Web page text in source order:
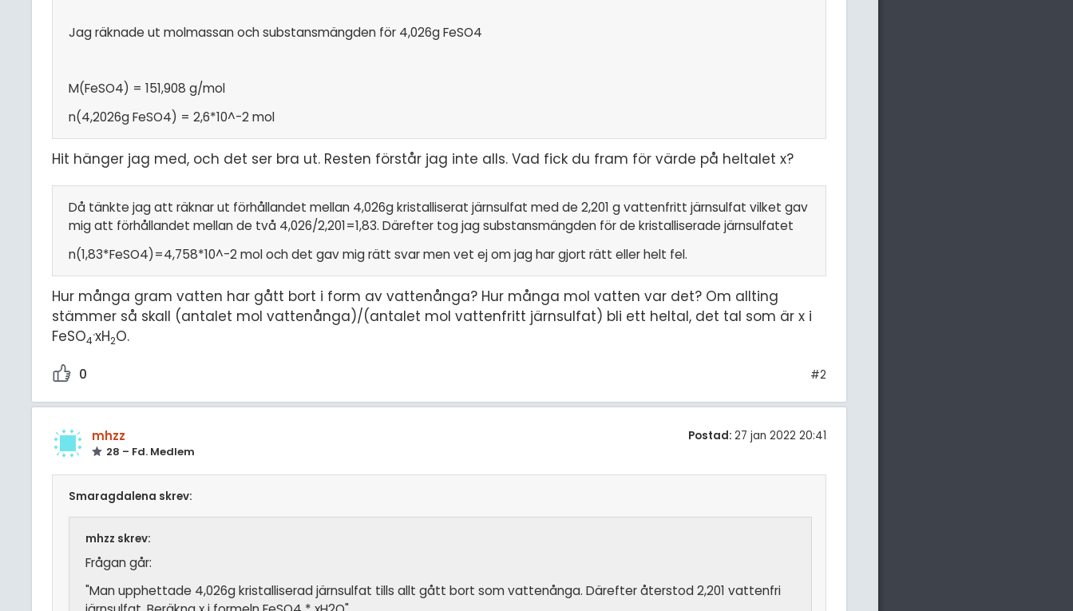
Jag räknade ut molmassan och substansmängden för 4,026g FeSO4
M(FeSO4) = 151,908 g/mol
n(4,2026g FeSO4) = 2,6*10^-2 mol
Hit hänger jag med, och det ser bra ut. Resten förstår jag inte alls. Vad fick du fram för värde på heltalet x?
Då tänkte jag att räknar ut förhållandet mellan 4,026g kristalliserat järnsulfat med de 2,201 g vattenfritt järnsulfat vilket gav
mig att förhållandet mellan de två 4,026/2,201=1,83. Därefter tog jag substansmängden för de kristalliserade järnsulfatet
n(1,83*FeSO4)=4,758*10^-2 mol och det gav mig rätt svar men vet ej om jag har gjort rätt eller helt fel.
Hur många gram vatten har gått bort i form av vattenånga? Hur många mol vatten var det? Om allting
stämmer så skall (antalet mol vattenånga)/(antalet mol vattenfritt järnsulfat) bli ett heltal, det tal som är x i
FeSO4
.xH2O.
0 #2
mhzz
28 – Fd. Medlem
Postad: 27 jan 2022 20:41
Smaragdalena skrev:
mhzz skrev:
Frågan går:
"Man upphettade 4,026g kristalliserad järnsulfat tills allt gått bort som vattenånga. Därefter återstod 2,201 vattenfri